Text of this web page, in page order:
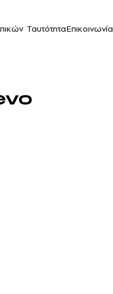
ΤαυτότηταΕπικοινωνία